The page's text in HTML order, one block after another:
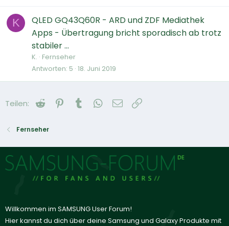
K
QLED GQ43Q60R - ARD und ZDF Mediathek
Apps - Übertragung bricht sporadisch ab trotz
stabiler ...
K. Fernseher
Antworten 5 18. Juni 2019
Teilen: Reddit Pinterest
Tumblr WhatsApp
E-Mail
Fernseher
Willkommen im SAMSUNG User Forum!
Hier kannst du dich über deine Samsung und Galaxy Produkte mit